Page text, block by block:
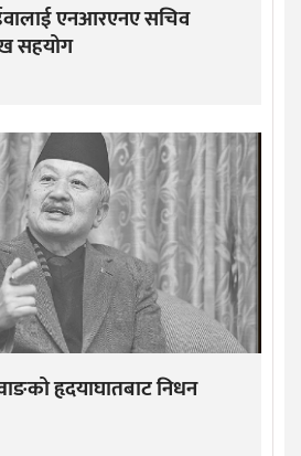
एनआरएनए सचिव
सहयोग
हृदयाघातबाट निधन